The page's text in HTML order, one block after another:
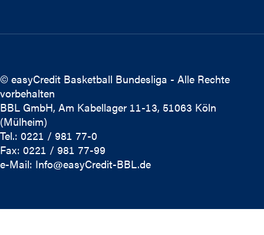
© easyCredit Basketball Bundesliga - Alle Rechte
vorbehalten
BBL GmbH, Am Kabellager 11-13, 51063 Köln
(Mülheim)
Tel.: 0221 / 981 77-0
Fax: 0221 / 981 77-99
e-Mail: Info@easyCredit-BBL.de